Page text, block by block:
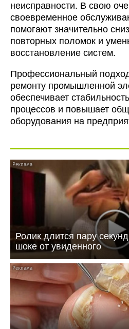
неисправности. В свою
своевременное
помогают значительно
повторных поломок и
восстановление систем.
Профессиональный
ремонту промышленной
обеспечивает
процессов и повышает
оборудования на
Ролик длится пару
шоке от увиденного